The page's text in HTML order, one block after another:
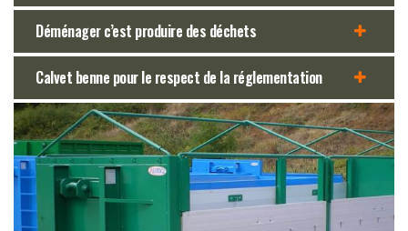
Déménager c’est produire des déchets
Calvet benne pour le respect de la réglementation